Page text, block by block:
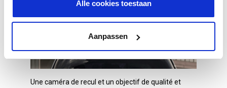
Alle cookies toestaan
Aanpassen
EN SAVOIR PLUS
Une caméra de recul et un objectif de qualité et